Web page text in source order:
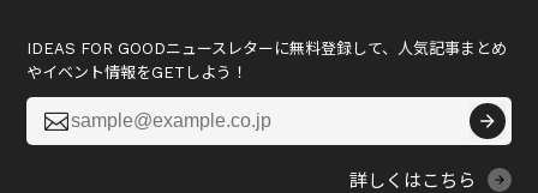
IDEAS FOR GOODニュースレターに無料登録して、人気記事まとめ
やイベント情報をGETしよう！

詳しくはこちら